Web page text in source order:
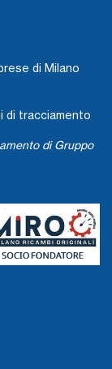
di Milano
di tracciamento
di Gruppo